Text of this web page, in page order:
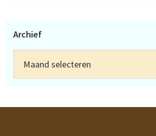
Archief